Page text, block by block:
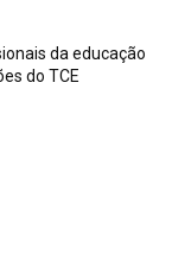
da educação
do TCE